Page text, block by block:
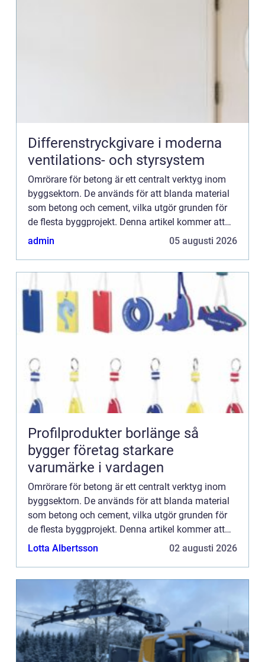
Differenstryckgivare i moderna
ventilations- och styrsystem
Omrörare för betong är ett centralt verktyg inom
byggsektorn. De används för att blanda material
som betong och cement, vilka utgör grunden för
de flesta byggprojekt. Denna artikel kommer att
utforska användnin...
admin 05 augusti 2026
Profilprodukter borlänge så
bygger företag starkare
varumärke i vardagen
Omrörare för betong är ett centralt verktyg inom
byggsektorn. De används för att blanda material
som betong och cement, vilka utgör grunden för
de flesta byggprojekt. Denna artikel kommer att
utforska användnin...
Lotta Albertsson 02 augusti 2026